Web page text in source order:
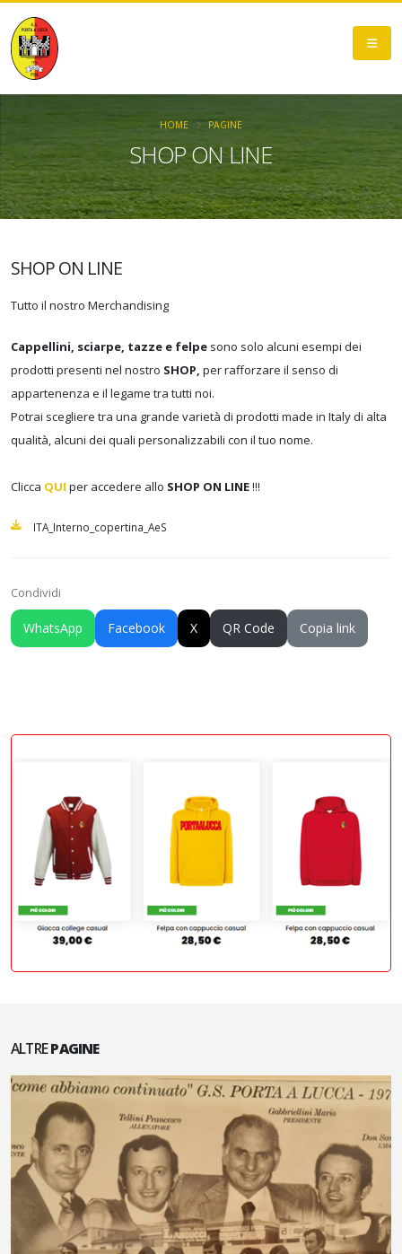
SHOP ON LINE
HOME PAGINE
SHOP ON LINE
Tutto il nostro Merchandising
Cappellini, sciarpe, tazze e felpe sono solo alcuni esempi dei
prodotti presenti nel nostro SHOP, per rafforzare il senso di
appartenenza e il legame tra tutti noi.
Potrai scegliere tra una grande varietà di prodotti made in Italy di alta
qualità, alcuni dei quali personalizzabili con il tuo nome.
Clicca QUI per accedere allo SHOP ON LINE!!!
ITA_Interno_copertina_AeS
Condividi
WhatsApp Facebook X QR Code Copia link
ALTREPAGINE